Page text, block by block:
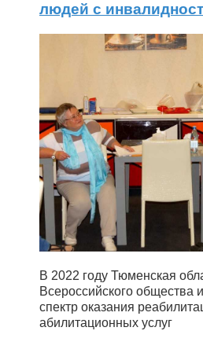
людей с
В 2022 году Тюменская
Всероссийского общества
спектр оказания
абилитационных услуг